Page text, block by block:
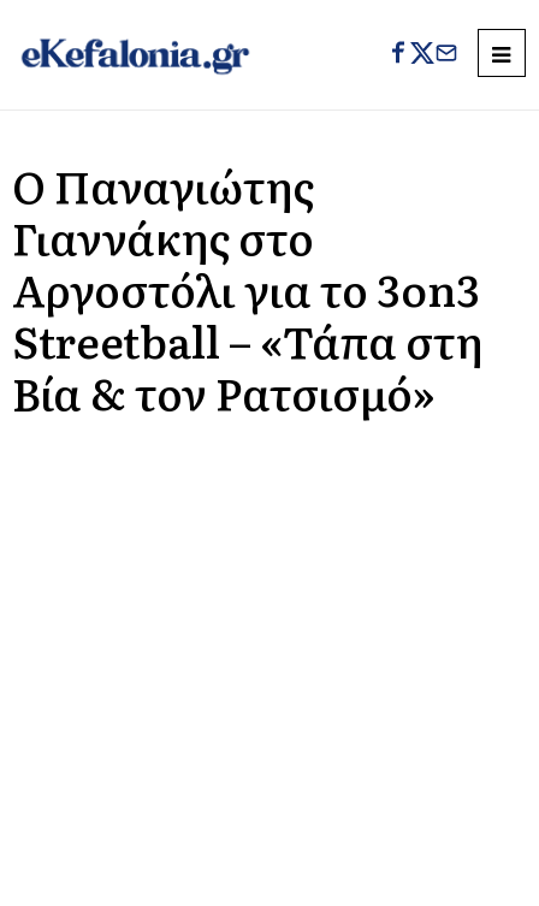
Ο Παναγιώτης
Γιαννάκης στο
Αργοστόλι για το 3on3
Streetball – «Τάπα στη
Βία & τον Ρατσισμό»